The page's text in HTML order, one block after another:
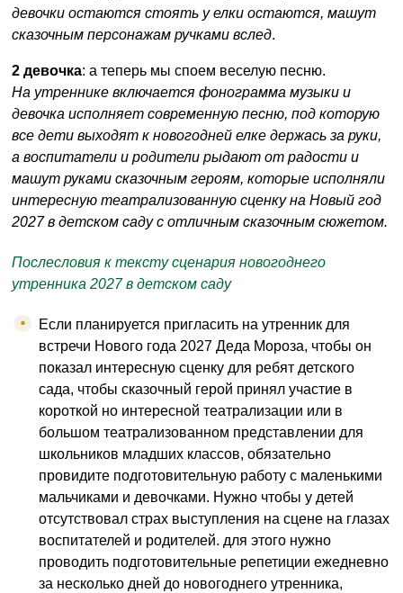
девочки остаются стоять у елки остаются, машут
сказочным персонажам ручками вслед.
2 девочка: а теперь мы споем веселую песню.
На утреннике включается фонограмма музыки и
девочка исполняет современную песню, под которую
все дети выходят к новогодней елке держась за руки,
а воспитатели и родители рыдают от радости и
машут руками сказочным героям, которые исполняли
интересную театрализованную сценку на Новый год
2027 в детском саду с отличным сказочным сюжетом.
Послесловия к тексту сценария новогоднего
утренника 2027 в детском саду
Если планируется пригласить на утренник для
встречи Нового года 2027 Деда Мороза, чтобы он
показал интересную сценку для ребят детского
сада, чтобы сказочный герой принял участие в
короткой но интересной театрализации или в
большом театрализованном представлении для
школьников младших классов, обязательно
провидите подготовительную работу с маленькими
мальчиками и девочками. Нужно чтобы у детей
отсутствовал страх выступления на сцене на глазах
воспитателей и родителей. для этого нужно
проводить подготовительные репетиции ежедневно
за несколько дней до новогоднего утренника,